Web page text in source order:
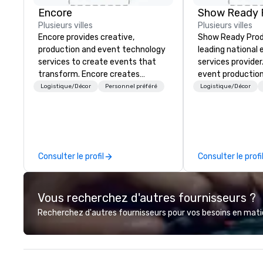
Encore
Plusieurs villes
Encore provides creative,
production and event technology
services to create events that
transform. Encore creates
memorable event experiences
experts deliver real results
through strategy and creative,
advanced technology, digital,
environmental, staging, and
digital solutions for hybrid, virtual
and in-person events of any type.
Logistique/Décor Personnel préféré
Consulter le profil
Show
Plusieurs villes
Show Ready
leading national
services
event
start to finish.
Logistique/Décor
Consulter le profil
Vous recherchez d'autres fournisseurs ?
Recherchez d'autres fournisseurs pour vos besoins en